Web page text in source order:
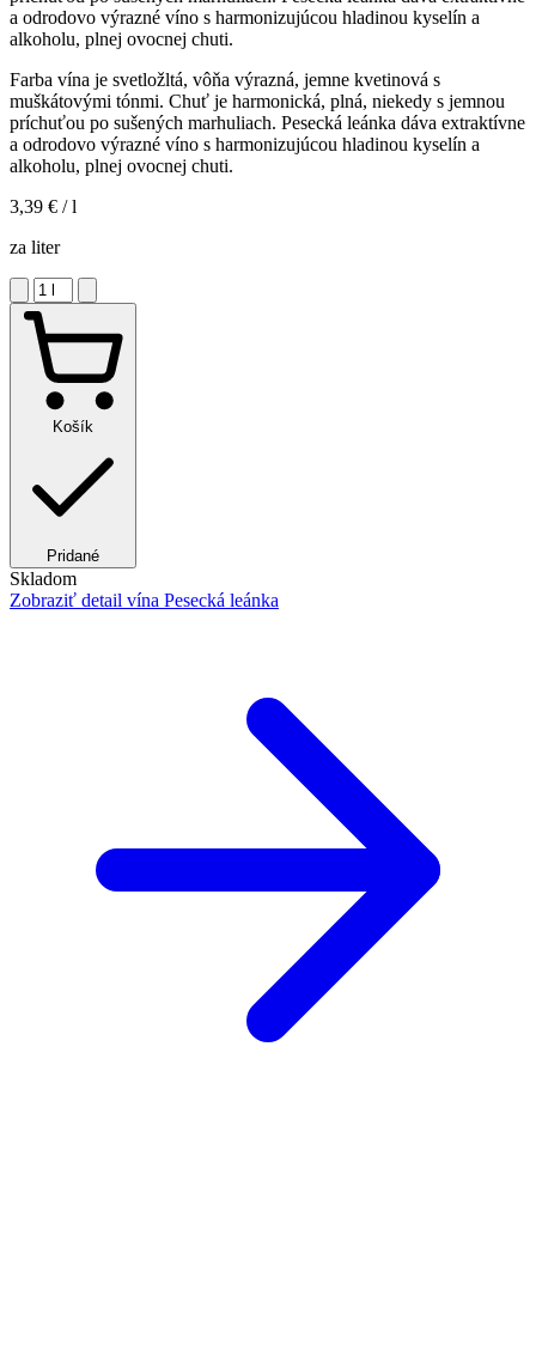
a odrodovo výrazné víno s harmonizujúcou hladinou kyselín a
alkoholu, plnej ovocnej chuti.
Farba vína je svetložltá, vôňa výrazná, jemne kvetinová s
muškátovými tónmi. Chuť je harmonická, plná, niekedy s jemnou
príchuťou po sušených marhuliach. Pesecká leánka dáva extraktívne
a odrodovo výrazné víno s harmonizujúcou hladinou kyselín a
alkoholu, plnej ovocnej chuti.
3,39 € / l
za liter
Košík
Pridané
Skladom
Zobraziť detail vína Pesecká leánka